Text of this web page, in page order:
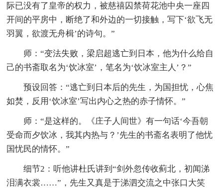
际已没有了皇帝的权力，被慈禧囚禁荷花池中央一座四
开间的平房中，断绝了和外边的一切接触，写下‘欲飞无
羽翼，欲渡无舟楫’的诗句。”
师：“变法失败，梁启超逃亡到日本，他为什么给自
己的书斋取名为‘饮冰室’，笔名为‘饮冰室主人’？”
预设回答：“逃亡到日本后的先生，为国担忧，心焦
如焚，反用‘饮冰室’写出内心之热的赤子情怀。”
师：“是这样的。《庄子人间世》有一句话‘今吾朝
受命而夕饮冰，我其内热与？’先生的书斋名表明了他忧
国忧民的情怀。”
细节2：听他讲杜氏讲到“剑外忽传收蓟北，初闻涕
泪满衣裳……”，先生又真是于涕泗交流之中张口大笑